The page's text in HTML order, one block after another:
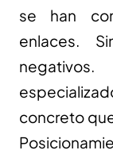
se han
enlaces.
concreto